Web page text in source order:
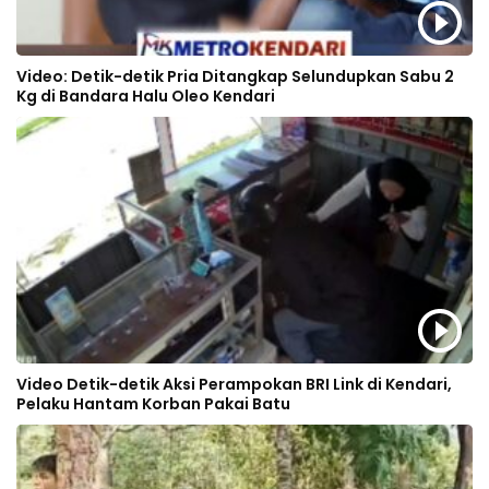
Video: Detik-detik Pria Ditangkap Selundupkan Sabu 2
Kg di Bandara Halu Oleo Kendari
Video Detik-detik Aksi Perampokan BRI Link di Kendari,
Pelaku Hantam Korban Pakai Batu